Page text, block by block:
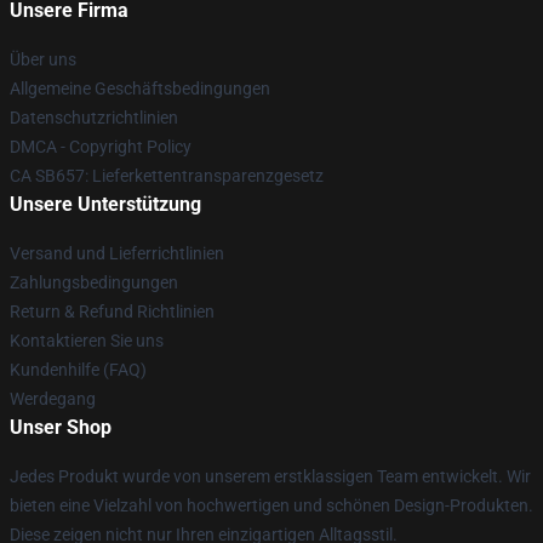
Unsere Firma
Über uns
Allgemeine Geschäftsbedingungen
Datenschutzrichtlinien
DMCA - Copyright Policy
CA SB657: Lieferkettentransparenzgesetz
Unsere Unterstützung
Versand und Lieferrichtlinien
Zahlungsbedingungen
Return & Refund Richtlinien
Kontaktieren Sie uns
Kundenhilfe (FAQ)
Werdegang
Unser Shop
Jedes Produkt wurde von unserem erstklassigen Team entwickelt. Wir
bieten eine Vielzahl von hochwertigen und schönen Design-Produkten.
Diese zeigen nicht nur Ihren einzigartigen Alltagsstil.